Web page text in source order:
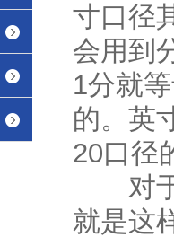
寸口径
会用到
1分就
的。英
20口径
对于
就是这